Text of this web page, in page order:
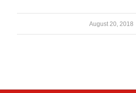
August 20, 2018